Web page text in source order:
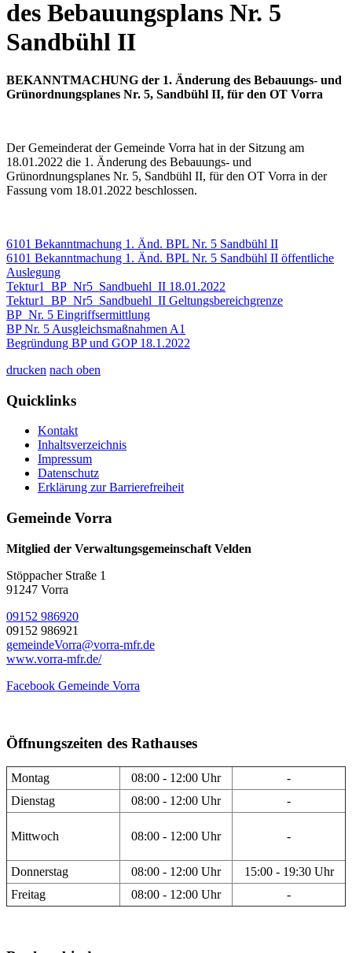
des Bebauungsplans Nr. 5
Sandbühl II
BEKANNTMACHUNG der 1. Änderung des Bebauungs- und
Grünordnungsplanes Nr. 5, Sandbühl II, für den OT Vorra
Der Gemeinderat der Gemeinde Vorra hat in der Sitzung am
18.01.2022 die 1. Änderung des Bebauungs- und
Grünordnungsplanes Nr. 5, Sandbühl II, für den OT Vorra in der
Fassung vom 18.01.2022 beschlossen.
6101 Bekanntmachung 1. Änd. BPL Nr. 5 Sandbühl II
6101 Bekanntmachung 1. Änd. BPL Nr. 5 Sandbühl II öffentliche
Auslegung
Tektur1_BP_Nr5_Sandbuehl_II 18.01.2022
Tektur1_BP_Nr5_Sandbuehl_II Geltungsbereichgrenze
BP_Nr. 5 Eingriffsermittlung
BP Nr. 5 Ausgleichsmaßnahmen A1
Begründung BP und GOP 18.1.2022
drucken nach oben
Quicklinks
Kontakt
Inhaltsverzeichnis
Impressum
Datenschutz
Erklärung zur Barrierefreiheit
Gemeinde Vorra
Mitglied der Verwaltungsgemeinschaft Velden
Stöppacher Straße 1
91247 Vorra
09152 986920
09152 986921
gemeindeVorra@vorra-mfr.de
www.vorra-mfr.de/
Facebook Gemeinde Vorra
Öffnungszeiten des Rathauses
Montag 08:00 - 12:00 Uhr
-
Dienstag
08:00 - 12:00 Uhr -
Mittwoch 08:00 - 12:00 Uhr -
Donnerstag 08:00 - 12:00 Uhr
15:00 - 19:30 Uhr
Freitag
08:00 - 12:00 Uhr -